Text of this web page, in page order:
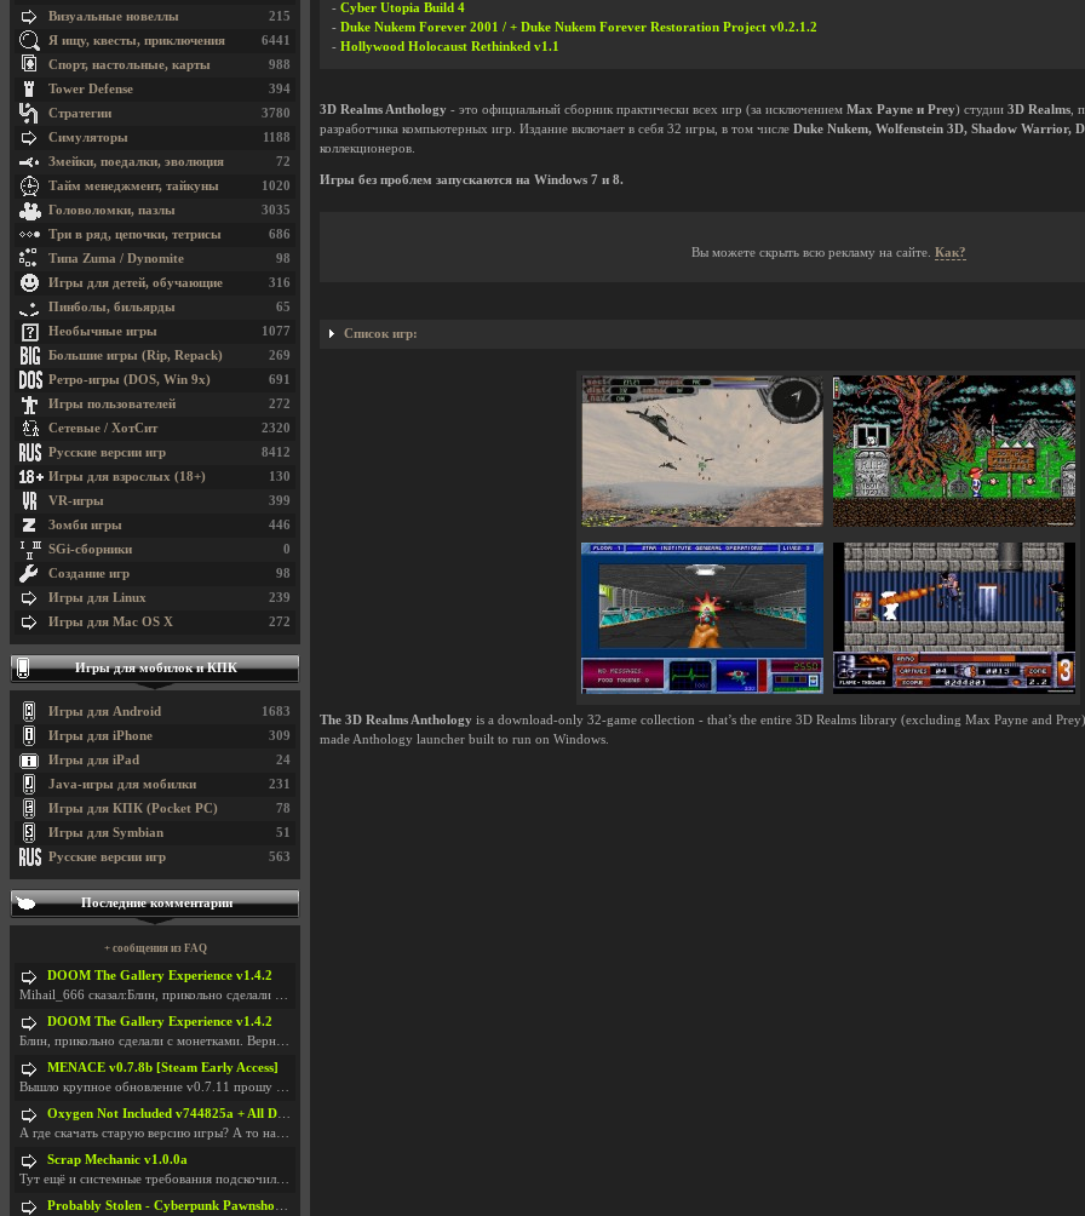
- Cyber Utopia Build 4
- Duke Nukem Forever 2001 / + Duke Nukem Forever Restoration Project v0.2.1.2
- Hollywood Holocaust Rethinked v1.1
3D Realms Anthology - это официальный сборник практически всех игр (за исключением Max Payne и Prey) студии 3D Realms ,
разработчика компьютерных игр. Издание включает в себя 32 игры, в том числе Duke Nukem, Wolfenstein 3D, Shadow Warrior,
коллекционеров.
Игры без проблем запускаются на Windows 7 и 8.
Вы можете скрыть всю рекламу на сайте. Как?
Список игр:
The 3D Realms Anthology is a download-only 32-game collection - that’s the entire 3D Realms library (excluding Max Payne and
made Anthology launcher built to run on Windows.
215
Визуальные новеллы
6441
Я ищу, квесты, приключения
988
Спорт, настольные, карты
394
Tower Defense
3780
Стратегии
1188
Симуляторы
72
Змейки, поедалки, эволюция
1020
Тайм менеджмент, тайкуны
3035
Головоломки, пазлы
686
Три в ряд, цепочки, тетрисы
98
Типа Zuma / Dynomite
316
Игры для детей, обучающие
65
Пинболы, бильярды
1077
Необычные игры
269
Большие игры (Rip, Repack)
691
Ретро-игры (DOS, Win 9x)
272
Игры пользователей
2320
Сетевые / ХотСит
8412
Русские версии игр
130
Игры для взрослых (18+)
399
VR-игры
446
Зомби игры
0
SGi-сборники
98
Создание игр
239
Игры для Linux
272
Игры для Mac OS X
Игры для мобилок и КПК
1683
Игры для Android
309
Игры для iPhone
24
Игры для iPad
231
Java-игры для мобилки
78
Игры для КПК (Pocket PC)
51
Игры для Symbian
563
Русские версии игр
Последние комментарии
+ сообщения из FAQ
DOOM The Gallery Experience v1.4.2
Mihail_666 сказал:Блин, прикольно сделали с монетк
DOOM The Gallery Experience v1.4.2
Блин, прикольно сделали с монетками. Вернулся в св
MENACE v0.7.8b [Steam Early Access]
Вышло крупное обновление v0.7.11 прошу обновить
Oxygen Not Included v744825a + All DLC
А где скачать старую версию игры? А то на новой но
Scrap Mechanic v1.0.0a
Тут ещё и системные требования подскочили. Если не
Probably Stolen - Cyberpunk Pawnshop Simulator v048c [Playtest]